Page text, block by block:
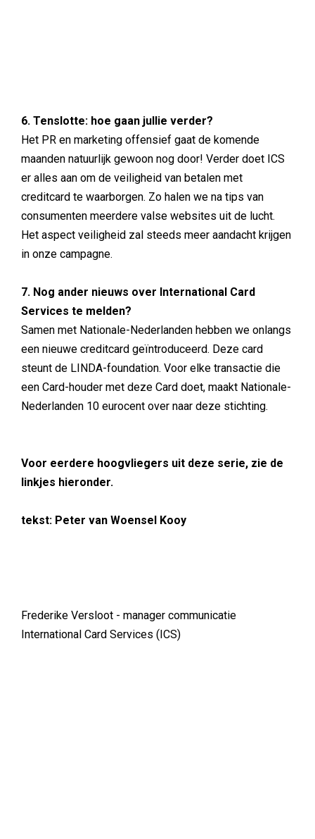
6. Tenslotte: hoe gaan jullie verder?
Het PR en marketing offensief gaat de komende
maanden natuurlijk gewoon nog door! Verder doet ICS
er alles aan om de veiligheid van betalen met
creditcard te waarborgen. Zo halen we na tips van
consumenten meerdere valse websites uit de lucht.
Het aspect veiligheid zal steeds meer aandacht krijgen
in onze campagne.
7. Nog ander nieuws over International Card
Services te melden?
Samen met Nationale-Nederlanden hebben we onlangs
een nieuwe creditcard geïntroduceerd. Deze card
steunt de LINDA-foundation. Voor elke transactie die
een Card-houder met deze Card doet, maakt Nationale-
Nederlanden 10 eurocent over naar deze stichting.
Voor eerdere hoogvliegers uit deze serie, zie de
linkjes hieronder.
tekst: Peter van Woensel Kooy
Frederike Versloot - manager communicatie
International Card Services (ICS)